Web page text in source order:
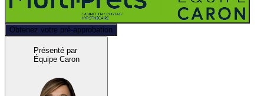
Obtenez votre pré-approbation
Présenté par
Équipe Caron